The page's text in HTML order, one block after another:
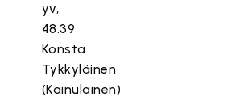
yv,
48.39
Konsta
Tykkyläinen
(Kainulainen)